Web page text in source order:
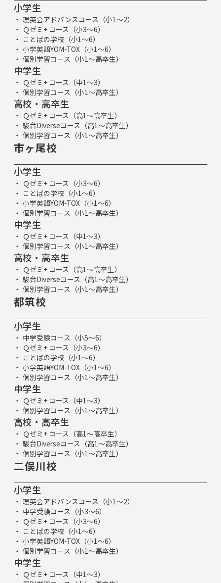
小学生
理英会アドバンスコース（小1～2）
Ｑゼミ+ コース（小3～6）
ことばの学校（小1～6）
小学英語YOM-TOX（小1～6）
個別学習コース（小1～高卒生）
中学生
Ｑゼミ+ コース（中1～3）
個別学習コース（小1～高卒生）
高校・高卒生
Ｑゼミ+ コース（高1～高卒生）
駿台Diverseコース（高1～高卒生）
個別学習コース（小1～高卒生）
市ヶ尾校
小学生
Ｑゼミ+ コース（小3～6）
ことばの学校（小1～6）
小学英語YOM-TOX（小1～6）
個別学習コース（小1～高卒生）
中学生
Ｑゼミ+ コース（中1～3）
個別学習コース（小1～高卒生）
高校・高卒生
Ｑゼミ+ コース（高1～高卒生）
駿台Diverseコース（高1～高卒生）
個別学習コース（小1～高卒生）
都筑校
小学生
中学受験コース（小5～6）
Ｑゼミ+ コース（小3～6）
ことばの学校（小1～6）
小学英語YOM-TOX（小1～6）
個別学習コース（小1～高卒生）
中学生
Ｑゼミ+ コース（中1～3）
個別学習コース（小1～高卒生）
高校・高卒生
Ｑゼミ+ コース（高1～高卒生）
駿台Diverseコース（高1～高卒生）
個別学習コース（小1～高卒生）
二俣川校
小学生
理英会アドバンスコース（小1～2）
中学受験コース（小3～6）
Ｑゼミ+ コース（小3～6）
ことばの学校（小1～6）
小学英語YOM-TOX（小1～6）
個別学習コース（小1～高卒生）
中学生
Ｑゼミ+ コース（中1～3）